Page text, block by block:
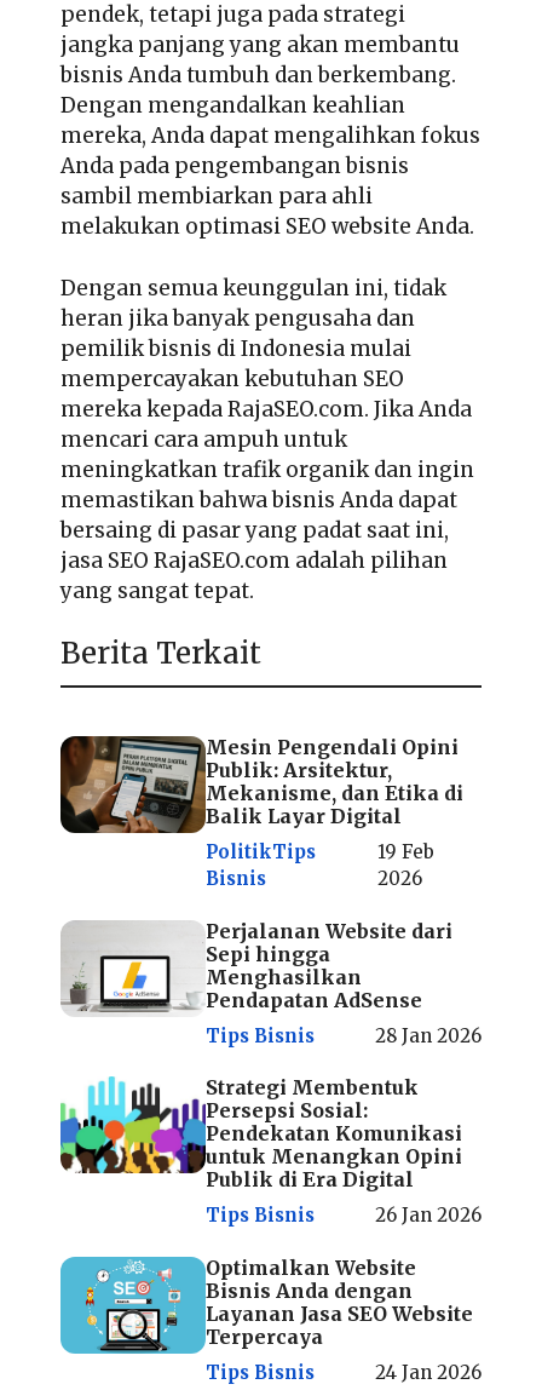
pendek, tetapi juga pada strategi
jangka panjang yang akan membantu
bisnis Anda tumbuh dan berkembang.
Dengan mengandalkan keahlian
mereka, Anda dapat mengalihkan fokus
Anda pada pengembangan bisnis
sambil membiarkan para ahli
melakukan optimasi SEO website Anda.
Dengan semua keunggulan ini, tidak
heran jika banyak pengusaha dan
pemilik bisnis di Indonesia mulai
mempercayakan kebutuhan SEO
mereka kepada RajaSEO.com. Jika Anda
mencari cara ampuh untuk
meningkatkan trafik organik dan ingin
memastikan bahwa bisnis Anda dapat
bersaing di pasar yang padat saat ini,
jasa SEO RajaSEO.com adalah pilihan
yang sangat tepat.
Berita Terkait
Mesin Pengendali Opini
Publik: Arsitektur,
Mekanisme, dan Etika di
Balik Layar Digital
PolitikTips
Bisnis
19 Feb
2026
Perjalanan Website dari
Sepi hingga
Menghasilkan
Pendapatan AdSense
Tips Bisnis 28 Jan 2026
Strategi Membentuk
Persepsi Sosial:
Pendekatan Komunikasi
untuk Menangkan Opini
Publik di Era Digital
Tips Bisnis 26 Jan 2026
Optimalkan Website
Bisnis Anda dengan
Layanan Jasa SEO Website
Terpercaya
Tips Bisnis 24 Jan 2026